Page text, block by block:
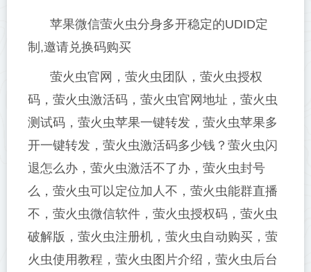
苹果微信萤火虫分身多开稳定的UDID定
制,邀请兑换码购买
萤火虫官网，萤火虫团队，萤火虫授权
码，萤火虫激活码，萤火虫官网地址，萤火虫
测试码，萤火虫苹果一键转发，萤火虫苹果多
开一键转发，萤火虫激活码多少钱？萤火虫闪
退怎么办，萤火虫激活不了办，萤火虫封号
么，萤火虫可以定位加人不，萤火虫能群直播
不，萤火虫微信软件，萤火虫授权码，萤火虫
破解版，萤火虫注册机，萤火虫自动购买，萤
火虫使用教程，萤火虫图片介绍，萤火虫后台